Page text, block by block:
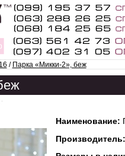
/ Парка «Микки-2», беж
ˑ
Наименование:
Производитель: